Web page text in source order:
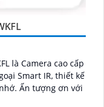
là Camera cao cấp
Smart IR, thiết kế
với